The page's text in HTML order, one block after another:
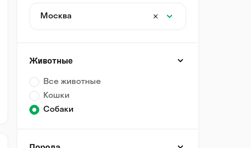
Москва
Животные
Все животные
Кошки
Собаки